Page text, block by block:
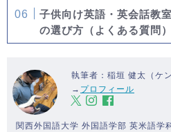
子供向け英語・英会話教室
の選び方（よくある質問）
執筆者：稲垣 健太（ケ
→ プロフィール
関西外国語大学 外国語学部 英米語学